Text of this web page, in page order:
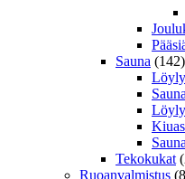
Sauna (142)
Tekokukat
Ruoanvalmistus